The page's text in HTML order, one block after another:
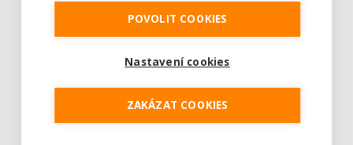
pak krátce převařte a odvar
vlijte do večerní koupele.
vnitřně, doporučuje se
sušeného kontryhelu vařící
vodou a nechat čtvrt
POVOLIT COOKIES
Nastavení cookies
ZAKÁZAT COOKIES